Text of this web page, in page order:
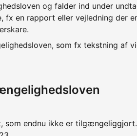
og falder ind under
fx en rapport eller vejledning der
som fx tekstning af
som endnu ikke er